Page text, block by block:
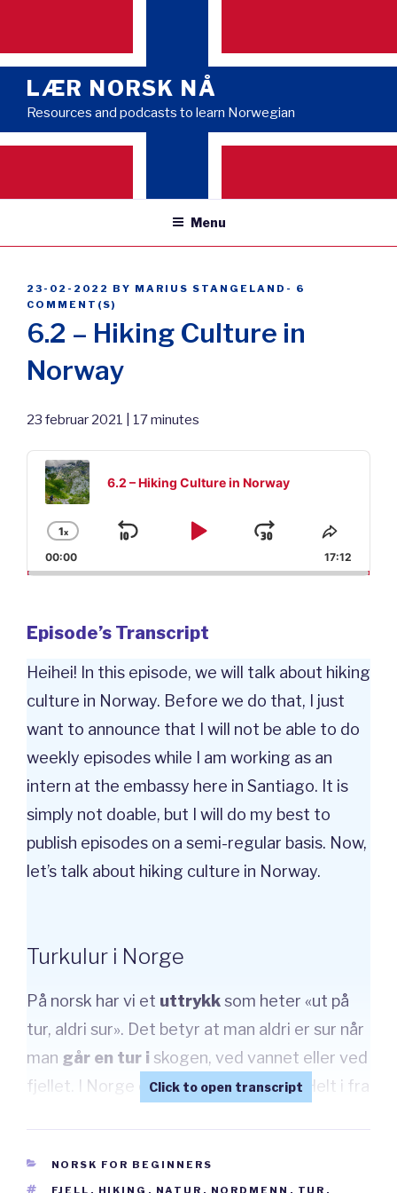
content
LÆR NORSK NÅ
Resources and podcasts to learn Norwegian
Menu
POSTED
ON
23-02-2022 BY MARIUS STANGELAND - 6
COMMENT(S)
6.2 – Hiking Culture in
Norway
23 februar 2021 | 17 minutes
Audio
Player
6.2 – Hiking Culture in Norway
Change
Playback
Rate
1x
Skip
Backward
Play
Pause
Jump
Forward
Share
This
00:00 17:12
Episode’s Transcript
Heihei! In this episode, we will talk about hiking
culture in Norway. Before we do that, I just
want to announce that I will not be able to do
weekly episodes while I am working as an
intern at the embassy here in Santiago. It is
simply not doable, but I will do my best to
publish episodes on a semi-regular basis. Now,
let’s talk about hiking culture in Norway.
Turkulur i Norge
På norsk har vi et uttrykksom heter «ut på
tur, aldri sur». Det betyr at man aldri er sur når
man går en tur i skogen, ved vannet eller ved
fjellet. I Norge erturenveldig viktig. Helt i fra
oppdratte til å gå på tur. Men hva vil det
CATEGORIES
NORSK FOR BEGINNERS
TAGS